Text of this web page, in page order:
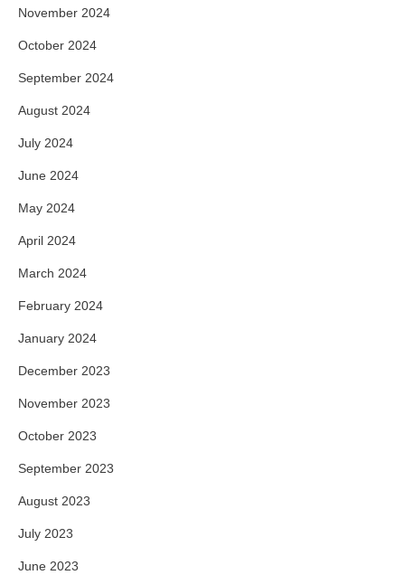
November 2024
October 2024
September 2024
August 2024
July 2024
June 2024
May 2024
April 2024
March 2024
February 2024
January 2024
December 2023
November 2023
October 2023
September 2023
August 2023
July 2023
June 2023